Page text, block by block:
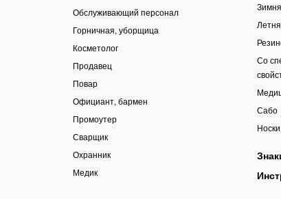
Обслуживающий персонал
Горничная, уборщица
Косметолог
Продавец
Повар
Официант, бармен
Промоутер
Сварщик
Охранник
Медик
Со
Сабо